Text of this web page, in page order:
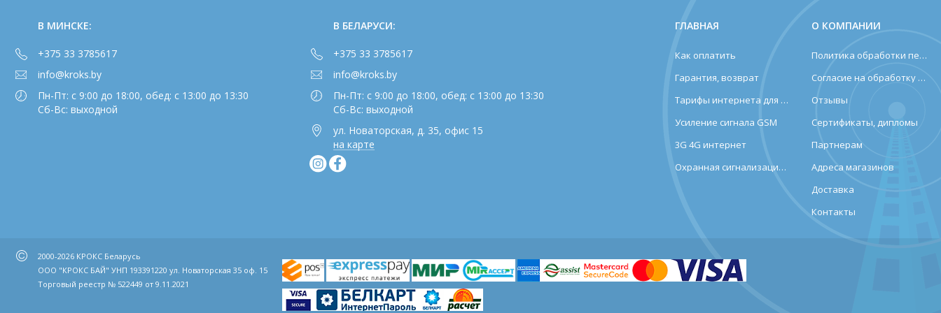
В МИНСКЕ:
+375 33 3785617
info@kroks.by
Пн-Пт: с 9:00 до 18:00, обед: с 13:00 до 13:30
Сб-Вс: выходной
В БЕЛАРУСИ:
+375 33 3785617
info@kroks.by
Пн-Пт: с 9:00 до 18:00, обед: с 13:00 до 13:30
Сб-Вс: выходной
ул. Новаторская, д. 35, офис 15
на карте
ГЛАВНАЯ
Как оплатить
Гарантия, возврат
Тарифы интернета для дома и дачи
Усиление сигнала GSM
3G 4G интернет
Охранная сигнализация (лендинг)
О КОМПАНИИ
Политика обработки персональных данных
Согласие на обработку персональных данных
Отзывы
Сертификаты, дипломы
Партнерам
Адреса магазинов
Доставка
Контакты
2000-2026 КРОКС Беларусь
ООО "КРОКС БАЙ" УНП 193391220 ул. Новаторская 35 оф. 15
Торговый реестр № 522449 от 9.11.2021